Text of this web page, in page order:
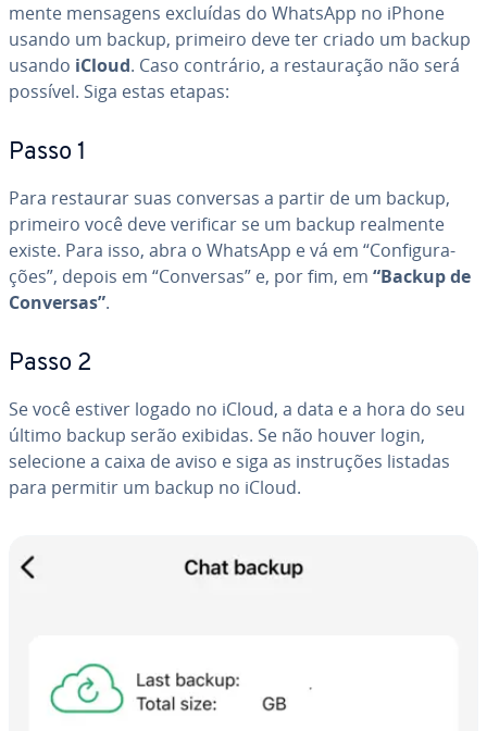
mente mensagens excluídas do WhatsApp no iPhone
usando um backup, primeiro deve ter criado um backup
usando iCloud. Caso contrário, a res­tau­ra­ção não será
possível. Siga estas etapas:
Passo 1
Para restaurar suas conversas a partir de um backup,
primeiro você deve verificar se um backup realmente
existe. Para isso, abra o WhatsApp e vá em “Con­fi­gu­ra­
ções”, depois em “Conversas” e, por fim, em “Backup de
Conversas”.
Passo 2
Se você estiver logado no iCloud, a data e a hora do seu
último backup serão exibidas. Se não houver login,
selecione a caixa de aviso e siga as ins­tru­ções listadas
para permitir um backup no iCloud.